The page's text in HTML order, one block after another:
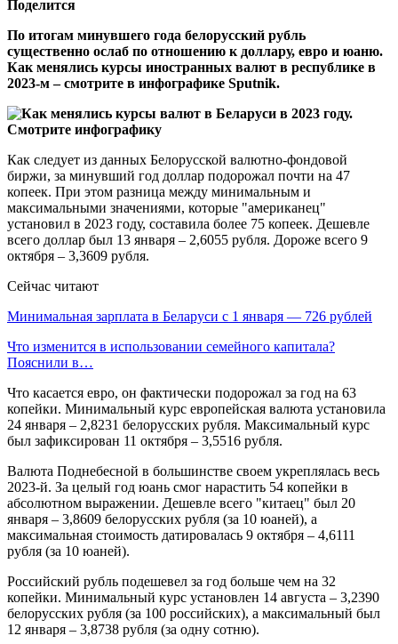
Поделится
По итогам минувшего года белорусский рубль
существенно ослаб по отношению к доллару, евро и юаню.
Как менялись курсы иностранных валют в республике в
2023-м – смотрите в инфографике Sputnik.
Как следует из данных Белорусской валютно-фондовой
биржи, за минувший год доллар подорожал почти на 47
копеек. При этом разница между минимальным и
максимальными значениями, которые "американец"
установил в 2023 году, составила более 75 копеек. Дешевле
всего доллар был 13 января – 2,6055 рубля. Дороже всего 9
октября – 3,3609 рубля.
Сейчас читают
Минимальная зарплата в Беларуси с 1 января — 726 рублей
Что изменится в использовании семейного капитала?
Пояснили в…
Что касается евро, он фактически подорожал за год на 63
копейки. Минимальный курс европейская валюта установила
24 января – 2,8231 белорусских рубля. Максимальный курс
был зафиксирован 11 октября – 3,5516 рубля.
Валюта Поднебесной в большинстве своем укреплялась весь
2023-й. За целый год юань смог нарастить 54 копейки в
абсолютном выражении. Дешевле всего "китаец" был 20
января – 3,8609 белорусских рубля (за 10 юаней), а
максимальная стоимость датировалась 9 октября – 4,6111
рубля (за 10 юаней).
Российский рубль подешевел за год больше чем на 32
копейки. Минимальный курс установлен 14 августа – 3,2390
белорусских рубля (за 100 российских), а максимальный был
12 января – 3,8738 рубля (за одну сотню).